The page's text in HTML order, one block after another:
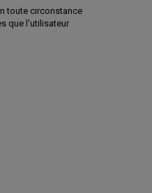
toute circonstance
que l'utilisateur